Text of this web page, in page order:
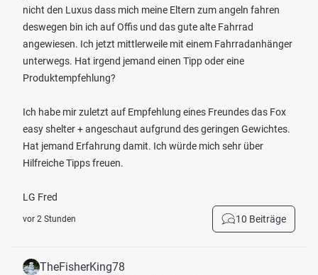
nicht den Luxus dass mich meine Eltern zum angeln fahren
deswegen bin ich auf Offis und das gute alte Fahrrad
angewiesen. Ich jetzt mittlerweile mit einem Fahrradanhänger
unterwegs. Hat irgend jemand einen Tipp oder eine
Produktempfehlung?
Ich habe mir zuletzt auf Empfehlung eines Freundes das Fox
easy shelter + angeschaut aufgrund des geringen Gewichtes.
Hat jemand Erfahrung damit. Ich würde mich sehr über
Hilfreiche Tipps freuen.
LG Fred
vor 2 Stunden 10 Beiträge
TheFisherKing78